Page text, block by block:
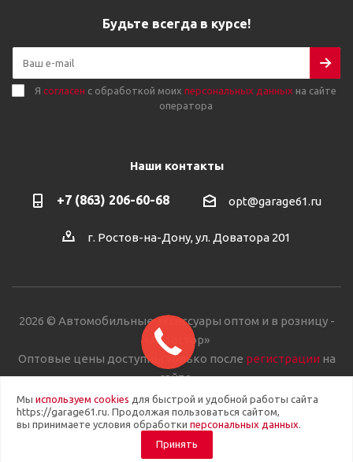
Будьте всегда в курсе!
Я согласен с обработкой моих персональных данных на сайте
оператора
Наши контакты
+7 (863) 206-60-68 opt@garage61.ru
г. Ростов-на-Дону, ул. Доватора 201
2026 © Автомобильные аксессуары оптом и в розницу -
«Автостор»
Оптовые цены доступны только после регистрации на
сайте.
Мы используем cookies для быстрой и удобной работы сайта
https://garage61.ru. Продолжая пользоваться сайтом,
вы принимаете условия обработки персональных данных.
Принять